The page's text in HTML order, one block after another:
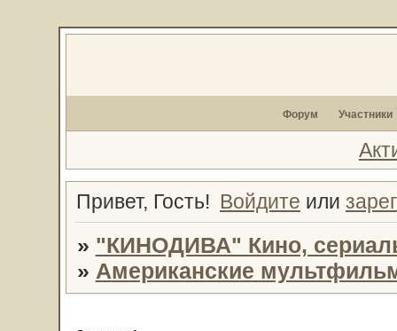
Форум Участники
Привет, Гость! Войдите или
» "КИНОДИВА" Кино,
» Американские